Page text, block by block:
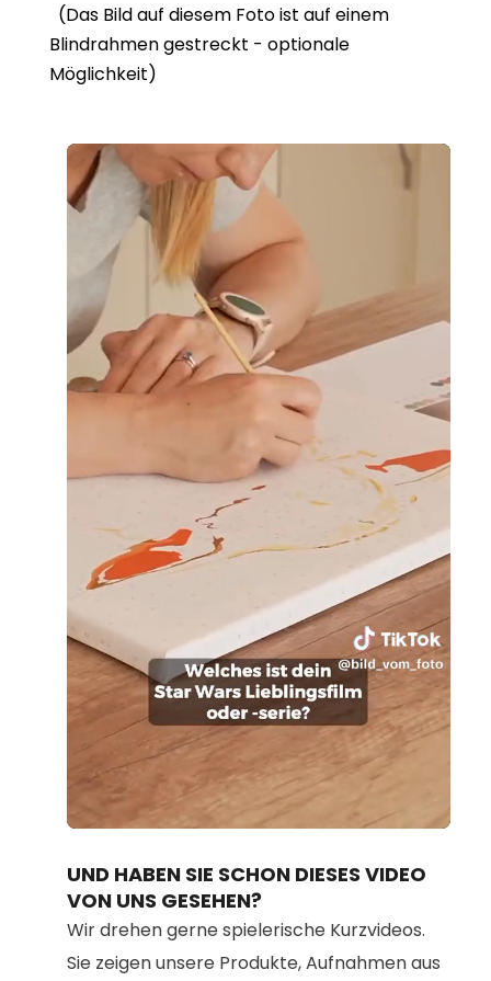
(Das Bild auf diesem Foto ist auf einem
Blindrahmen gestreckt - optionale
Möglichkeit)
100.00%
UND HABEN SIE SCHON DIESES VIDEO
VON UNS GESEHEN?
Wir drehen gerne spielerische Kurzvideos.
Sie zeigen unsere Produkte, Aufnahmen aus